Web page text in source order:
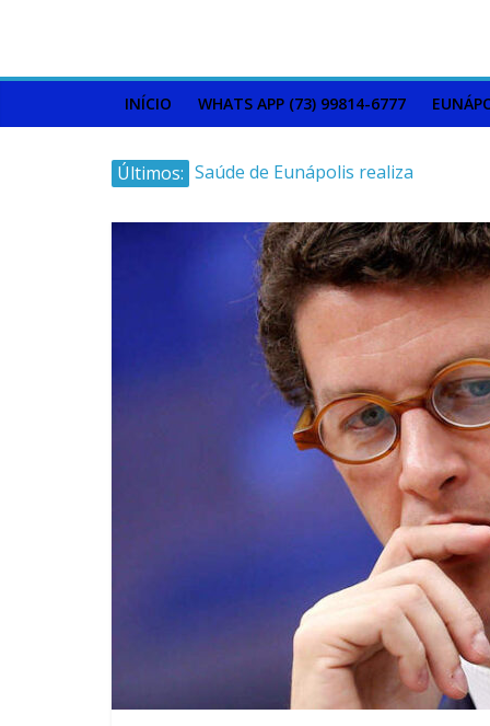
INÍCIO WHATS APP (73) 99814-6777
Últimos: Saúde de Eunápolis realiza
Dourado e Lilás
Máfia das canetas
emagrecedoras na mira da
polícia
Faltam 10 dias para a
campanha começar pra valer
Ministro do STJ perde o cargo
por assédio sexual
Patrimônio de Neto Carletto
aumentou cerca de 5.600% em